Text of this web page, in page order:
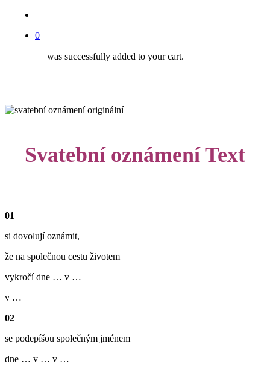
0
was successfully added to your cart.
Svatební oznámení Text
01
si dovolují oznámit,
že na společnou cestu životem
vykročí dne … v …
v …
02
se podepíšou společným jménem
dne … v … v …